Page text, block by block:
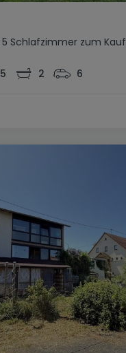
5 Schlafzimmer zum Kauf
5 2 6